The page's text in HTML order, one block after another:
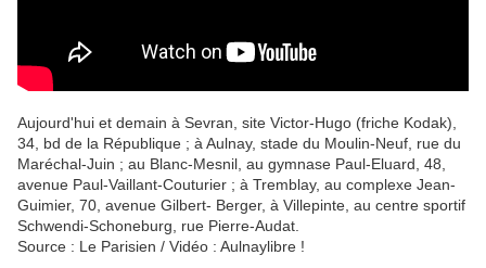
Aujourd'hui et demain à Sevran, site Victor-Hugo (friche Kodak),
34, bd de la République ; à Aulnay, stade du Moulin-Neuf, rue du
Maréchal-Juin ; au Blanc-Mesnil, au gymnase Paul-Eluard, 48,
avenue Paul-Vaillant-Couturier ; à Tremblay, au complexe Jean-
Guimier, 70, avenue Gilbert- Berger, à Villepinte, au centre sportif
Schwendi-Schoneburg, rue Pierre-Audat.
Source : Le Parisien / Vidéo : Aulnaylibre !